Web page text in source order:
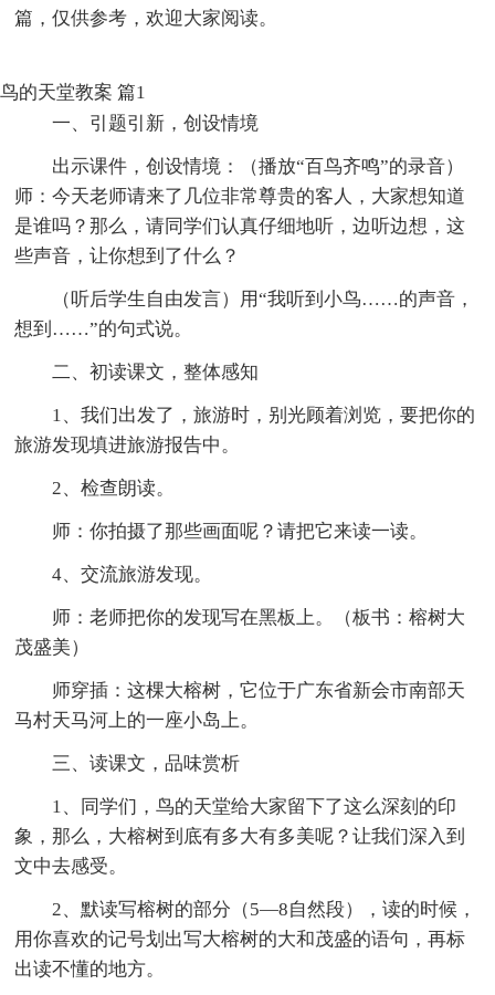
篇，仅供参考，欢迎大家阅读。
鸟的天堂教案 篇1
一、引题引新，创设情境
出示课件，创设情境：（播放“百鸟齐鸣”的录音）
师：今天老师请来了几位非常尊贵的客人，大家想知道
是谁吗？那么，请同学们认真仔细地听，边听边想，这
些声音，让你想到了什么？
（听后学生自由发言）用“我听到小鸟……的声音，
想到……”的句式说。
二、初读课文，整体感知
1、我们出发了，旅游时，别光顾着浏览，要把你的
旅游发现填进旅游报告中。
2、检查朗读。
师：你拍摄了那些画面呢？请把它来读一读。
4、交流旅游发现。
师：老师把你的发现写在黑板上。（板书：榕树大
茂盛美）
师穿插：这棵大榕树，它位于广东省新会市南部天
马村天马河上的一座小岛上。
三、读课文，品味赏析
1、同学们，鸟的天堂给大家留下了这么深刻的印
象，那么，大榕树到底有多大有多美呢？让我们深入到
文中去感受。
2、默读写榕树的部分（5—8自然段），读的时候，
用你喜欢的记号划出写大榕树的大和茂盛的语句，再标
出读不懂的地方。